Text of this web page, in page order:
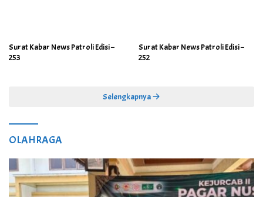
Surat Kabar News Patroli Edisi –
253
Surat Kabar News Patroli Edisi –
252
Selengkapnya
OLAHRAGA